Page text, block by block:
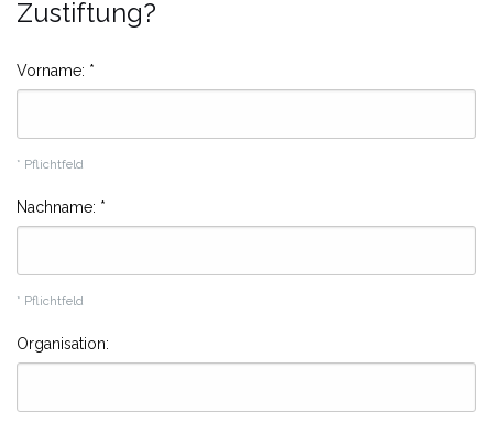
Zustiftung?
Vorname: *
* Pflichtfeld
Nachname: *
* Pflichtfeld
Organisation: